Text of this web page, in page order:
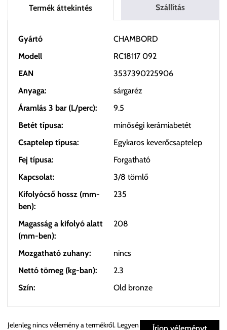
Termék áttekintés Szállítás
Gyártó
CHAMBORD
Modell
RC18117 092
EAN
3537390225906
Anyaga:
sárgaréz
Áramlás 3 bar (L/perc):
9.5
Betét típusa:
minőségi kerámiabetét
Csaptelep típusa:
Egykaros keverőcsaptelep
Fej típusa:
Forgatható
Kapcsolat:
3/8 tömlő
Kifolyócső hossz (mm-
ben):
235
Magasság a kifolyó alatt
(mm-ben):
208
Mozgatható zuhany:
nincs
Nettó tömeg (kg-ban):
2.3
Szín:
Old bronze
Személyes átvétel:
Jelenleg nincs vélemény a termékről. Legyen